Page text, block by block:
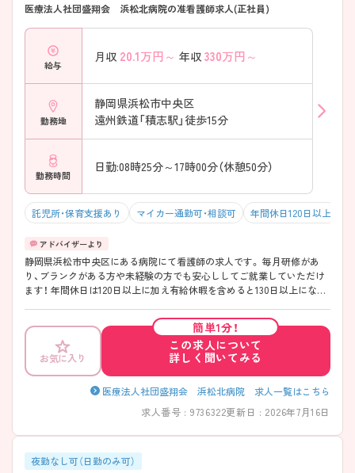
医療法人社団盛翔会 浜松北病院の准看護師求人(正社員)
給与
月収 20.1万円～ 年収 330万円～
勤務地
静岡県浜松市中央区
遠州鉄道「積志駅」徒歩15分
勤務時間
日勤:08時25分～17時00分（休憩50分）
託児所・保育支援あり マイカー通勤可・相談可 年間休日120日以上
静岡県浜松市中央区にある病院にて看護師の求人です。 毎月研修があ
り、ブランクがある方や未経験の方でも安心ししてご就業していただけ
ます！ 年間休日は120日以上に加え有給休暇を含めると130日以上にな
お気に入り
簡単1分！
この求人について
詳しく聞いてみる
医療法人社団盛翔会 浜松北病院 求人一覧はこちら
求人番号 : 9736322更新日 : 2026年7月16日
夜勤なし可（日勤のみ可）